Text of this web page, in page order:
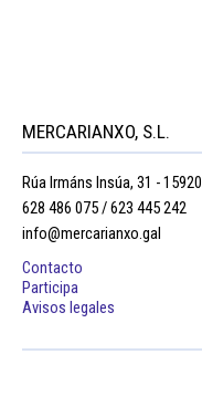
MERCARIANXO, S.L.
Rúa Irmáns Insúa, 31 - 15920
628 486 075 / 623 445 242
info@mercarianxo.gal
Contacto
Participa
Avisos legales